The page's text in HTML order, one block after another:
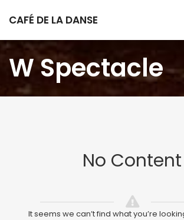
CAFÉ DE LA DANSE
W Spectacle
No Content
It seems we can’t find what you’re